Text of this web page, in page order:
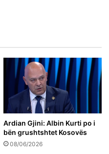
Ardian Gjini: Albin Kurti po i
bën grushtshtet Kosovës
08/06/2026